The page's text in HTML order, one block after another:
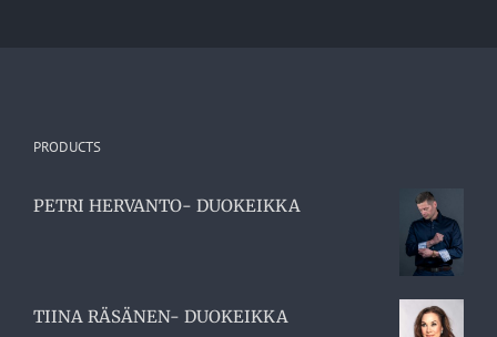
PRODUCTS
PETRI HERVANTO- DUOKEIKKA
TIINA RÄSÄNEN- DUOKEIKKA